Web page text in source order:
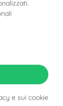
certificato
tra le foto
e sui cookie